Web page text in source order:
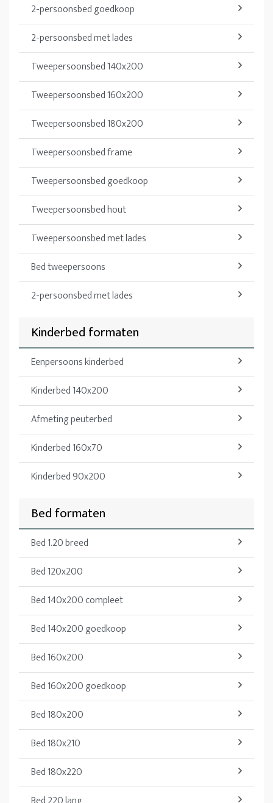
2-persoonsbed goedkoop
2-persoonsbed met lades
Tweepersoonsbed 140x200
Tweepersoonsbed 160x200
Tweepersoonsbed 180x200
Tweepersoonsbed frame
Tweepersoonsbed goedkoop
Tweepersoonsbed hout
Tweepersoonsbed met lades
Bed tweepersoons
2-persoonsbed met lades
Kinderbed formaten
Eenpersoons kinderbed
Kinderbed 140x200
Afmeting peuterbed
Kinderbed 160x70
Kinderbed 90x200
Bed formaten
Bed 1.20 breed
Bed 120x200
Bed 140x200 compleet
Bed 140x200 goedkoop
Bed 160x200
Bed 160x200 goedkoop
Bed 180x200
Bed 180x210
Bed 180x220